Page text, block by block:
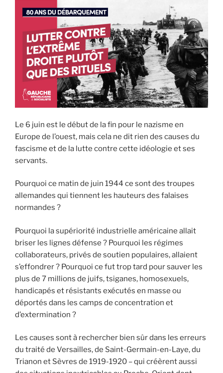
Le 6 juin est le début de la fin pour le nazisme en
Europe de l’ouest, mais cela ne dit rien des causes du
fascisme et de la lutte contre cette idéologie et ses
servants.
Pourquoi ce matin de juin 1944 ce sont des troupes
allemandes qui tiennent les hauteurs des falaises
normandes ?
Pourquoi la supériorité industrielle américaine allait
briser les lignes défense ? Pourquoi les régimes
collaborateurs, privés de soutien populaires, allaient
s’effondrer ? Pourquoi ce fut trop tard pour sauver les
plus de 7 millions de juifs, tsiganes, homosexuels,
handicapés et résistants exécutés en masse ou
déportés dans les camps de concentration et
d’extermination ?
Les causes sont à rechercher bien sûr dans les erreurs
du traité de Versailles, de Saint-Germain-en-Laye, du
Trianon et Sèvres de 1919-1920 – qui créèrent aussi